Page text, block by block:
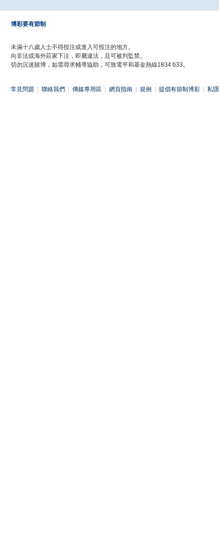
博彩要有節制
未滿十八歲人士不得投注或進入可投注的地方。
向非法或海外莊家下注，即屬違法，且可被判監禁。
切勿沉迷賭博，如需尋求輔導協助，可致電平和基金熱線1834 633。
常見問題 聯絡我們 傳媒專用區 網頁指南 規例 提倡有節制博彩 私